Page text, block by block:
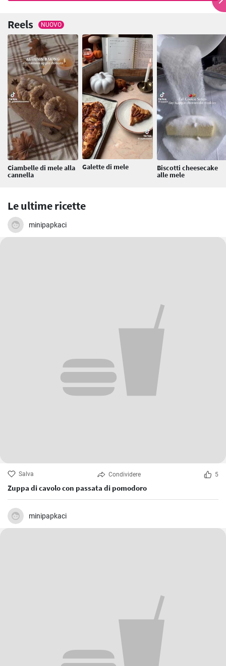
Reels NUOVO
Ciambelle di mele alla
cannella
Galette di mele Biscotti cheesecake
alle mele
Le ultime ricette
minipapkaci
Salva Condividere 5
Zuppa di cavolo con passata di pomodoro
minipapkaci